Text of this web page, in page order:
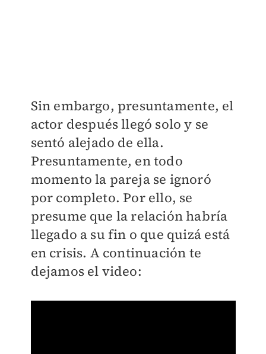
Sin embargo, presuntamente, el
actor después llegó solo y se
sentó alejado de ella.
Presuntamente, en todo
momento la pareja se ignoró
por completo. Por ello, se
presume que la relación habría
llegado a su fin o que quizá está
en crisis. A continuación te
dejamos el video: